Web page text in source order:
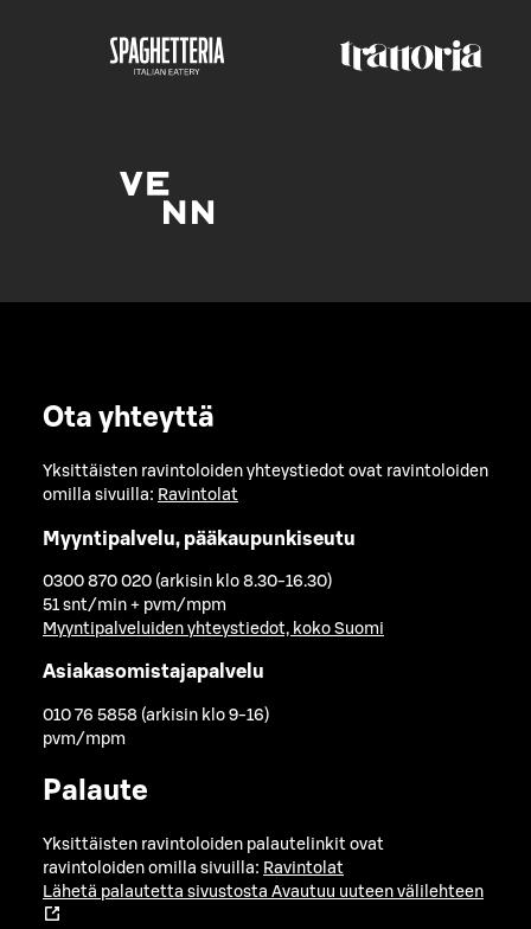
Ota yhteyttä
Yksittäisten ravintoloiden yhteystiedot ovat ravintoloiden
omilla sivuilla: Ravintolat
Myyntipalvelu, pääkaupunkiseutu
0300 870 020 (arkisin klo 8.30-16.30)
51 snt/min + pvm/mpm
Myyntipalveluiden yhteystiedot, koko Suomi
Asiakasomistajapalvelu
010 76 5858 (arkisin klo 9-16)
pvm/mpm
Palaute
Yksittäisten ravintoloiden palautelinkit ovat
ravintoloiden omilla sivuilla: Ravintolat
Lähetä palautetta sivustosta Avautuu uuteen välilehteen